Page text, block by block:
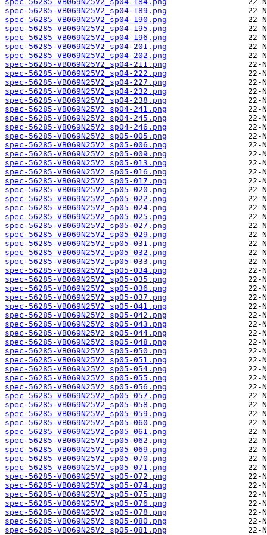
spec-56285-VB069N25V2_sp04-189.png
spec-56285-VB069N25V2_sp04-190.png
spec-56285-VB069N25V2_sp04-195.png
spec-56285-VB069N25V2_sp04-196.png
spec-56285-VB069N25V2_sp04-201.png
spec-56285-VB069N25V2_sp04-202.png
spec-56285-VB069N25V2_sp04-211.png
spec-56285-VB069N25V2_sp04-222.png
spec-56285-VB069N25V2_sp04-227.png
spec-56285-VB069N25V2_sp04-232.png
spec-56285-VB069N25V2_sp04-238.png
spec-56285-VB069N25V2_sp04-241.png
spec-56285-VB069N25V2_sp04-245.png
spec-56285-VB069N25V2_sp04-246.png
spec-56285-VB069N25V2_sp05-005.png
spec-56285-VB069N25V2_sp05-006.png
spec-56285-VB069N25V2_sp05-009.png
spec-56285-VB069N25V2_sp05-013.png
spec-56285-VB069N25V2_sp05-016.png
spec-56285-VB069N25V2_sp05-017.png
spec-56285-VB069N25V2_sp05-020.png
spec-56285-VB069N25V2_sp05-022.png
spec-56285-VB069N25V2_sp05-024.png
spec-56285-VB069N25V2_sp05-025.png
spec-56285-VB069N25V2_sp05-027.png
spec-56285-VB069N25V2_sp05-029.png
spec-56285-VB069N25V2_sp05-031.png
spec-56285-VB069N25V2_sp05-032.png
spec-56285-VB069N25V2_sp05-033.png
spec-56285-VB069N25V2_sp05-034.png
spec-56285-VB069N25V2_sp05-035.png
spec-56285-VB069N25V2_sp05-036.png
spec-56285-VB069N25V2_sp05-037.png
spec-56285-VB069N25V2_sp05-041.png
spec-56285-VB069N25V2_sp05-042.png
spec-56285-VB069N25V2_sp05-043.png
spec-56285-VB069N25V2_sp05-044.png
spec-56285-VB069N25V2_sp05-048.png
spec-56285-VB069N25V2_sp05-050.png
spec-56285-VB069N25V2_sp05-051.png
spec-56285-VB069N25V2_sp05-054.png
spec-56285-VB069N25V2_sp05-055.png
spec-56285-VB069N25V2_sp05-056.png
spec-56285-VB069N25V2_sp05-057.png
spec-56285-VB069N25V2_sp05-058.png
spec-56285-VB069N25V2_sp05-059.png
spec-56285-VB069N25V2_sp05-060.png
spec-56285-VB069N25V2_sp05-061.png
spec-56285-VB069N25V2_sp05-062.png
spec-56285-VB069N25V2_sp05-069.png
spec-56285-VB069N25V2_sp05-070.png
spec-56285-VB069N25V2_sp05-071.png
spec-56285-VB069N25V2_sp05-072.png
spec-56285-VB069N25V2_sp05-074.png
spec-56285-VB069N25V2_sp05-075.png
spec-56285-VB069N25V2_sp05-076.png
spec-56285-VB069N25V2_sp05-078.png
spec-56285-VB069N25V2_sp05-080.png
spec-56285-VB069N25V2_sp05-081.png